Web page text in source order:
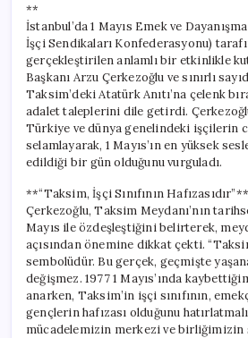
**
İstanbul’da 1 Mayıs Emek ve
İşçi Sendikaları Konfederasyonu)
gerçekleştirilen anlamlı bir etkinlikle
Başkanı Arzu Çerkezoğlu ve sınırlı
Taksim’deki Atatürk Anıtı’na çelenk
adalet taleplerini dile getirdi.
Türkiye ve dünya genelindeki işçilerin
selamlayarak, 1 Mayıs’ın en yüksek
edildiği bir gün olduğunu vurguladı.
**“Taksim, İşçi Sınıfının Hafızasıdır”**
Çerkezoğlu, Taksim Meydanı’nın
Mayıs ile özdeşleştiğini belirterek,
açısından önemine dikkat çekti.
sembolüdür. Bu gerçek, geçmişte
değişmez. 1977 1 Mayıs’ında
anarken, Taksim’in işçi sınıfının,
gençlerin hafızası olduğunu
mücadelemizin merkezi ve birliğimizin